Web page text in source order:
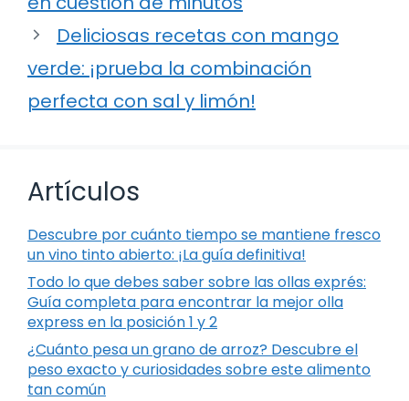
Deliciosas recetas con mango
verde: ¡prueba la combinación
perfecta con sal y limón!
Artículos
Descubre por cuánto tiempo se mantiene fresco
un vino tinto abierto: ¡La guía definitiva!
Todo lo que debes saber sobre las ollas exprés:
Guía completa para encontrar la mejor olla
express en la posición 1 y 2
¿Cuánto pesa un grano de arroz? Descubre el
peso exacto y curiosidades sobre este alimento
tan común